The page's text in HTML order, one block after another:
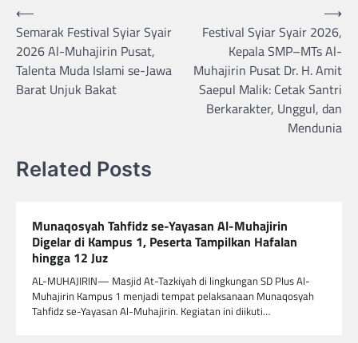
Navigasi
pos
⟵
Semarak Festival Syiar Syair
2026 Al-Muhajirin Pusat,
Talenta Muda Islami se-Jawa
Barat Unjuk Bakat
Festival Syiar Syair 2026,
Kepala SMP–MTs Al-
Muhajirin Pusat Dr. H. Amit
Saepul Malik: Cetak Santri
Berkarakter, Unggul, dan
Mendunia
⟶
Related Posts
Munaqosyah Tahfidz se-Yayasan Al-Muhajirin
Digelar di Kampus 1, Peserta Tampilkan Hafalan
hingga 12 Juz
AL-MUHAJIRIN— Masjid At-Tazkiyah di lingkungan SD Plus Al-
Muhajirin Kampus 1 menjadi tempat pelaksanaan Munaqosyah
Tahfidz se-Yayasan Al-Muhajirin. Kegiatan ini diikuti…